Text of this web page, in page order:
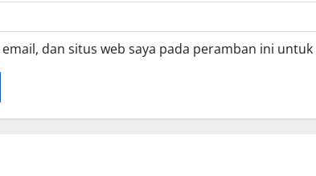
dan situs web saya pada peramban ini